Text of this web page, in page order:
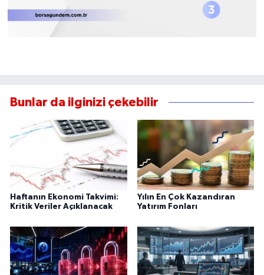
Bunlar da ilginizi çekebilir
Haftanın Ekonomi Takvimi:
Kritik Veriler Açıklanacak
Yılın En Çok Kazandıran
Yatırım Fonları